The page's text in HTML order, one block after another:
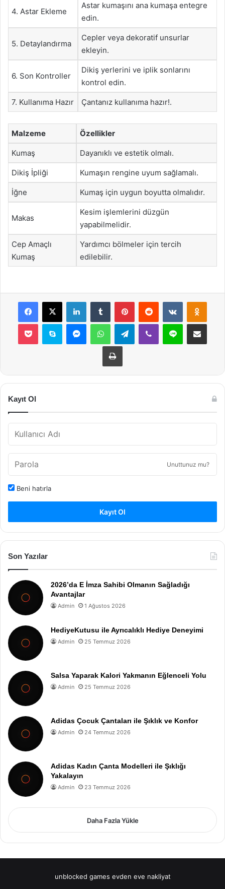
4. Astar Ekleme
Astar kumaşını ana kumaşa entegre
edin.
5. Detaylandırma
Cepler veya dekoratif unsurlar
ekleyin.
6. Son Kontroller
Dikiş yerlerini ve iplik sonlarını
kontrol edin.
7. Kullanıma Hazır Çantanız kullanıma hazır!.
Malzeme Özellikler
Kumaş Dayanıklı ve estetik olmalı.
Dikiş İpliği Kumaşın rengine uyum sağlamalı.
İğne Kumaş için uygun boyutta olmalıdır.
Makas
Kesim işlemlerini düzgün
yapabilmelidir.
Cep Amaçlı
Kumaş
Yardımcı bölmeler için tercih
edilebilir.
Facebook
X LinkedInTumblr PinterestReddit VKontakte
Pocket Skype MessengerWhatsAppTelegramViber Line E-Posta ile
Yazdır
Kayıt Ol
Unuttunuz mu?
Beni hatırla
Kayıt Ol
Son Yazılar
2026’da E İmza Sahibi Olmanın Sağladığı
Avantajlar
Admin 1 Ağustos 2026
HediyeKutusu ile Ayrıcalıklı Hediye Deneyimi
Admin 25 Temmuz 2026
Salsa Yaparak Kalori Yakmanın Eğlenceli Yolu
Admin 25 Temmuz 2026
Adidas Çocuk Çantaları ile Şıklık ve Konfor
Admin 24 Temmuz 2026
Adidas Kadın Çanta Modelleri ile Şıklığı
Yakalayın
Admin 23 Temmuz 2026
Daha Fazla Yükle
unblocked games evden eve nakliyat